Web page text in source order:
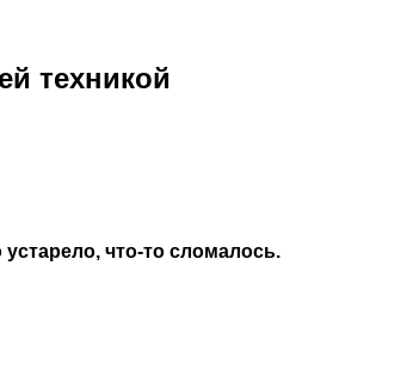
техникой
что-то сломалось.